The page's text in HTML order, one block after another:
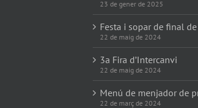
23 de gener de 2025
Festa i sopar de final
22 de maig de 2024
3a Fira d’Intercanvi
22 de maig de 2024
Menú de menjador de
22 de març de 2024